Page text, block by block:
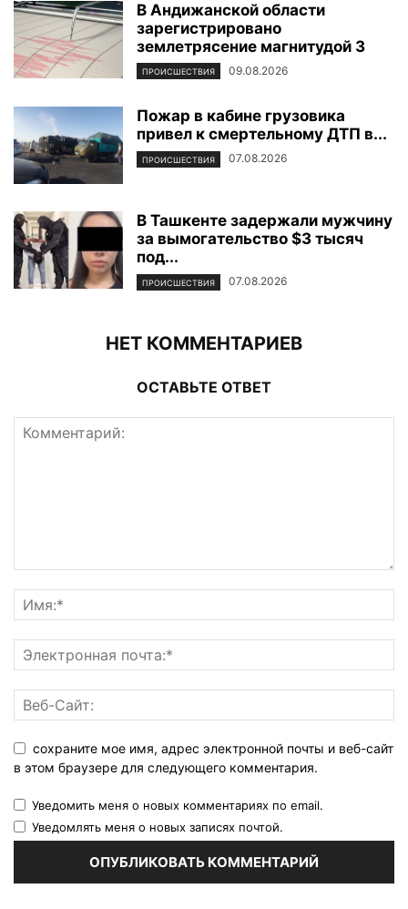
В Андижанской области
зарегистрировано
землетрясение магнитудой 3
ПРОИСШЕСТВИЯ 09.08.2026
Пожар в кабине грузовика
привел к смертельному ДТП в...
ПРОИСШЕСТВИЯ 07.08.2026
В Ташкенте задержали мужчину
за вымогательство $3 тысяч
под...
ПРОИСШЕСТВИЯ 07.08.2026
НЕТ КОММЕНТАРИЕВ
ОСТАВЬТЕ ОТВЕТ
сохраните мое имя, адрес электронной почты и веб-сайт
в этом браузере для следующего комментария.
Уведомить меня о новых комментариях по email.
Уведомлять меня о новых записях почтой.